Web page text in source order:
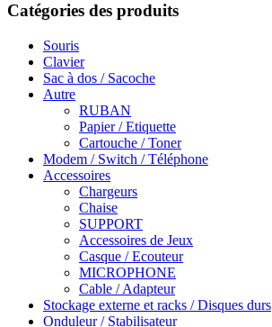
Catégories des produits
Souris
Clavier
Sac à dos / Sacoche
Autre
RUBAN
Papier / Etiquette
Cartouche / Toner
Modem / Switch / Téléphone
Accessoires
Chargeurs
Chaise
SUPPORT
Accessoires de Jeux
Casque / Ecouteur
MICROPHONE
Cable / Adapteur
Stockage externe et racks / Disques durs
Onduleur / Stabilisateur